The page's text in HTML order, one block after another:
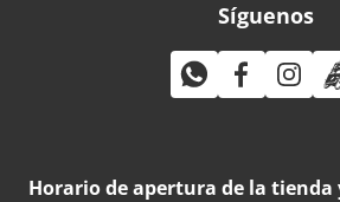
Síguenos
Horario de apertura de la tienda